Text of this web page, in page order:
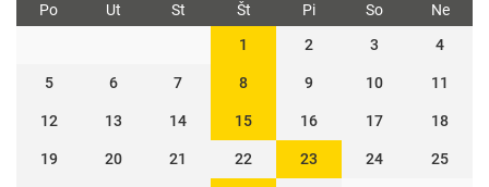
Po Ut St Št Pi So
Ne
1
2 3 4
5 6 7 8 9 10 11
12 13 14 15 16 17 18
19 20 21 22 23 24 25